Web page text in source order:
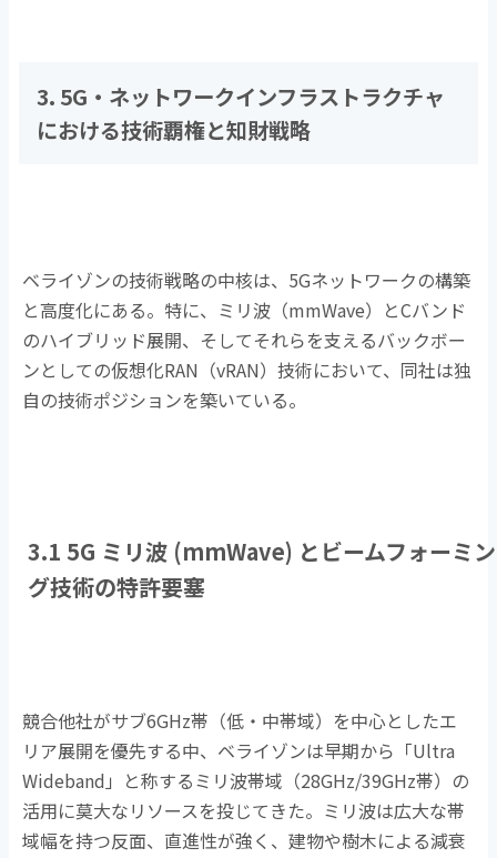
3. 5G・ネットワークインフラストラクチャ
における技術覇権と知財戦略
ベライゾンの技術戦略の中核は、 5Gネットワークの構築
と高度化にある。特に、ミリ波（mmWave）とCバンド
のハイブリッド展開、そしてそれらを支えるバックボー
ンとしての仮想化RAN （vRAN）技術において、同社は独
自の技術ポジションを築いている。
3.1 5G ミリ波 (mmWave) とビームフォーミン
グ技術の特許要塞
競合他社がサブ6GHz帯（低・中帯域）を中心としたエ
リア展開を優先する中、ベライゾンは早期から「Ultra
Wideband 」と称するミリ波帯域（28GHz/39GHz帯）の
活用に莫大なリソースを投じてきた。ミリ波は広大な帯
域幅を持つ反面、直進性が強く、建物や樹木による減衰